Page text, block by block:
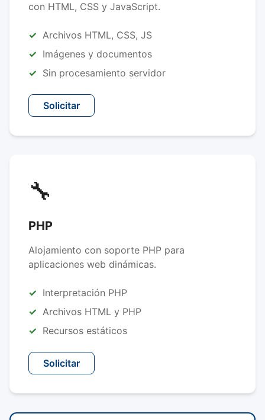
con HTML, CSS y JavaScript.
Archivos HTML, CSS, JS
Imágenes y documentos
Sin procesamiento servidor
Solicitar
🔧
PHP
Alojamiento con soporte PHP para
aplicaciones web dinámicas.
Interpretación PHP
Archivos HTML y PHP
Recursos estáticos
Solicitar